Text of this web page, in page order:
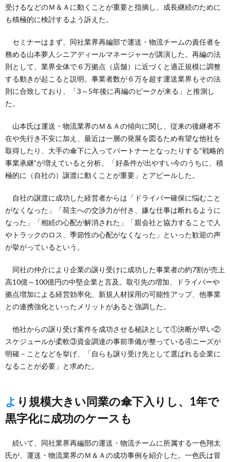
受けるなどのＭ＆Ａに動くことが重要と指摘し、成長継続のために
も積極的に検討するよう訴えた。
セミナーはまず、同社業界再編部で運送・物流チームの責任者を
務める山本夢人シニアディールマネージャーが講演した。再編の法
則として、業界全体で６万拠点（店舗）に近づくと適正規模に調整
する動きが起こると説明。事業者数が６万を超す運送業界もその法
則に合致しており、「3～5年後に再編のピークが来る」と推測し
た。
山本氏は運送・物流業界のＭ＆Ａの傾向に関し、従来の後継者不
在や先行き不安に加え、最近は一層の発展を図るため有望な他社を
取得したり、大手の傘下に入ってパートナーとなったりする“戦略的
事業承継”が増えていると分析。「好条件が出やすい今のうちに、積
極的に（自社の）譲渡に動くことが重要」とアピールした。
自社の譲渡に成功した経営者からは「ドライバー確保に悩むこと
がなくなった」「荷主への交渉力が付き、嫌な仕事は断れるように
なった」「相続の心配が解消された」「親会社と協力することで人
やトラックのロス、季節性の心配がなくなった」といった歓迎の声
が挙がっているという。
同社の仲介により企業の譲り受けに成功した事業者の約7割が売上
高10億～100億円の中堅企業と言及。取引先の増加、ドライバーや
拠点増加による経営効率化、新規人材採用の可能性アップ、他事業
との連携強化といったメリットがあると強調した。
他社からの譲り受け案件を成功させる秘訣として①決断が早い②
スケジュールが柔軟③資金調達の事前準備が整っている④ニーズが
明確－ことなどを挙げ、「自らも譲り受け先として選ばれる企業に
なることが必要」と求めた。
より規模大きい同業の傘下入りし、1年で
黒字化に成功のケースも
続いて、同社業界再編部の運送・物流チームに所属する一色翔太
氏が、運送・物流業界のＭ＆Ａの成功事例を紹介した。一色氏は冒